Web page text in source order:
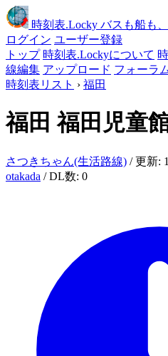
時刻表.Locky バスも船も
ログイン ユーザー登録
トップ 時刻表.Lockyについて
線編集 アップロード フォーラ
時刻表リスト › 福田
福田福田児童
さつきちゃん(生活路線) / 更新:
otakada / DL数: 0